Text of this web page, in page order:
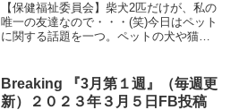
【保健福祉委員会】柴犬2匹だけが、私の
唯一の友達なので・・・(笑)今日はペット
に関する話題を一つ。ペットの犬や猫に
した。まあ、結論から言いますと、今一
般の方が飼っ...
Breaking 『3月第１週』（毎週更
新）２０２３年３月５日FB投稿